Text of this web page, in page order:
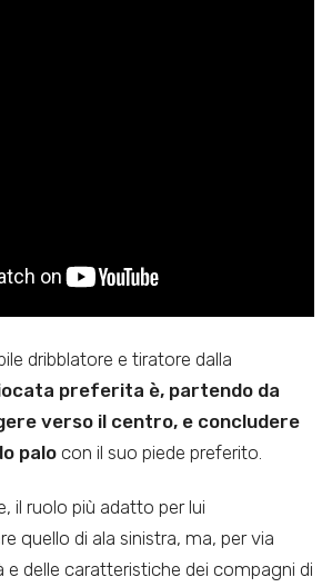
dribblatore e tiratore dalla
preferita è, partendo da
verso il centro, e concludere
palo con il suo piede preferito.
il ruolo più adatto per lui
quello di ala sinistra, ma, per via
e delle caratteristiche dei compagni di